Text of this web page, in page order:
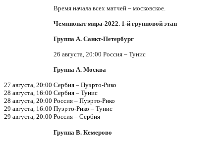
Время начала всех матчей – московское.
Чемпионат мира-2022. 1-й групповой этап
Группа А. Санкт-Петербург
26 августа, 20:00 Россия – Тунис
Группа А. Москва
27 августа, 20:00 Сербия – Пуэрто-Рико
28 августа, 16:00 Сербия – Тунис
28 августа, 20:00 Россия – Пуэрто-Рико
29 августа, 16:00 Пуэрто-Рико – Тунис
29 августа, 20:00 Россия – Сербия
Группа В. Кемерово